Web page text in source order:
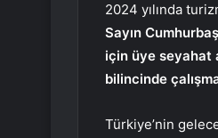
2024 yılında
Sayın
için üye seyahat
bilincinde
Türkiye’nin